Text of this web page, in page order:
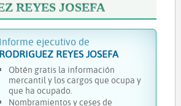
REYES JOSEFA
Informe ejecutivo de
RODRIGUEZ REYES JOSEFA
Obtén gratis la información
mercantil y los cargos que ocupa y
que ha ocupado.
Nombramientos y ceses de